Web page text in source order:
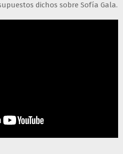
dichos sobre Sofía Gala.